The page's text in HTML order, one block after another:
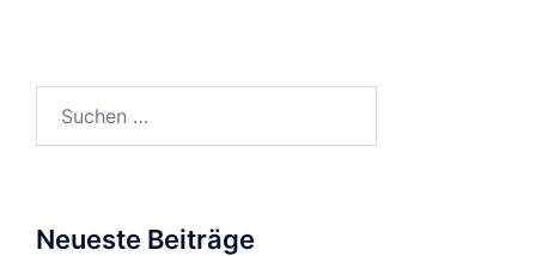
Neueste Beiträge